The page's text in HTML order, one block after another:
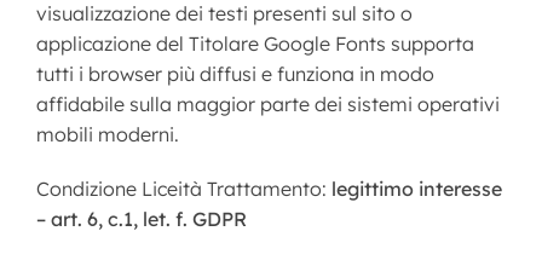
visualizzazione dei testi presenti sul sito o
applicazione del Titolare Google Fonts supporta
tutti i browser più diffusi e funziona in modo
affidabile sulla maggior parte dei sistemi operativi
mobili moderni.
Condizione Liceità Trattamento: legittimo interesse
– art. 6, c.1, let. f. GDPR